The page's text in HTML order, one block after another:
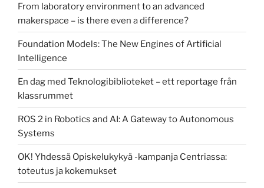
From laboratory environment to an advanced
makerspace – is there even a difference?
Foundation Models: The New Engines of Artificial
Intelligence
En dag med Teknologibiblioteket – ett reportage från
klassrummet
ROS 2 in Robotics and AI: A Gateway to Autonomous
Systems
OK! Yhdessä Opiskelukykyä -kampanja Centriassa:
toteutus ja kokemukset